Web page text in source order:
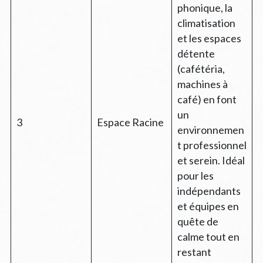
3 Espace Racine
phonique, la
climatisation
et les espaces
détente
(cafétéria,
machines à
café) en font
un
environnemen
t professionnel
et serein. Idéal
pour les
indépendants
et équipes en
quête de
calme tout en
restant